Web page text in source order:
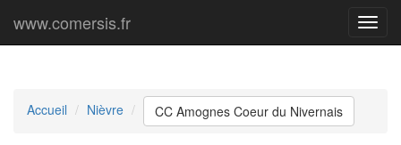
Menu
www.comersis.fr
Accueil Nièvre CC Amognes Coeur du Nivernais